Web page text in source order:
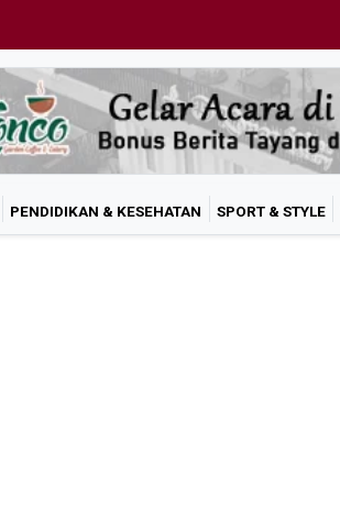
PENDIDIKAN & KESEHATAN SPORT & STYLE